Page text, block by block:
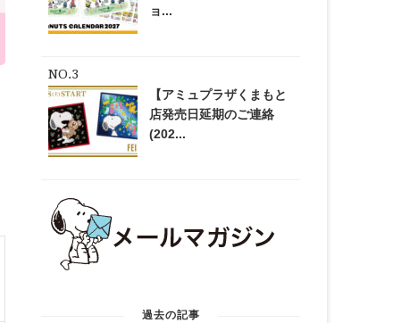
ョ...
【アミュプラザくまもと
店発売日延期のご連絡
(202...
過去の記事